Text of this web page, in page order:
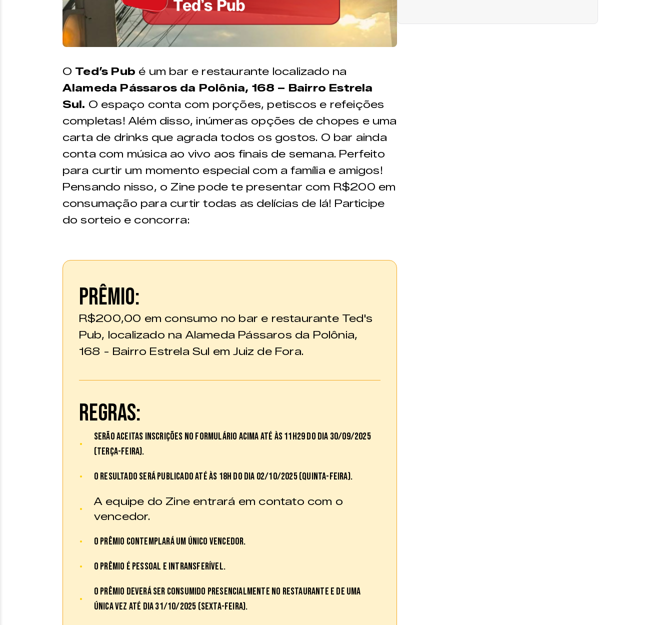
O Ted’s Pub é um bar e restaurante localizado na
Alameda Pássaros da Polônia, 168 – Bairro Estrela
Sul. O espaço conta com porções, petiscos e refeições
completas! Além disso, inúmeras opções de chopes e uma
carta de drinks que agrada todos os gostos. O bar ainda
conta com música ao vivo aos finais de semana. Perfeito
para curtir um momento especial com a família e amigos!
Pensando nisso, o Zine pode te presentar com R$200 em
consumação para curtir todas as delícias de lá! Participe
do sorteio e concorra:
PRÊMIO:
R$200,00 em consumo no bar e restaurante Ted's
Pub, localizado na Alameda Pássaros da Polônia,
168 - Bairro Estrela Sul em Juiz de Fora.
REGRAS:
Serão aceitas inscrições no formulário acima até às 11h29 do dia 30/09/2025
(terça-feira).
O resultado será publicado até às 18h do dia 02/10/2025 (quinta-feira).
A equipe do Zine entrará em contato com o
vencedor.
O prêmio contemplará um único vencedor.
O prêmio é pessoal e intransferível.
O prêmio deverá ser consumido presencialmente no restaurante e de uma
única vez até dia 31/10/2025 (sexta-feira).